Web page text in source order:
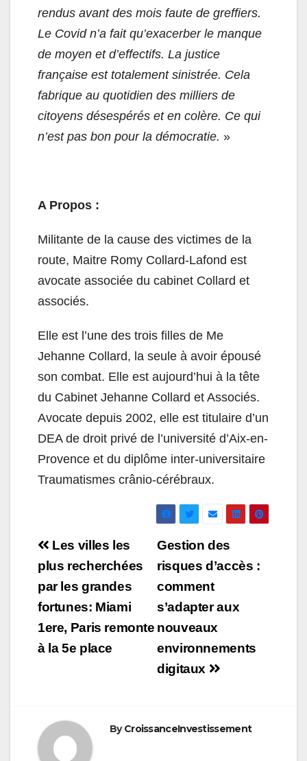
rendus avant des mois faute de greffiers.
Le Covid n’a fait qu’exacerber le manque
de moyen et d’effectifs. La justice
française est totalement sinistrée. Cela
fabrique au quotidien des milliers de
citoyens désespérés et en colère. Ce qui
n’est pas bon pour la démocratie. »
A Propos :
Militante de la cause des victimes de la
route, Maitre Romy Collard-Lafond est
avocate associée du cabinet Collard et
associés.
Elle est l’une des trois filles de Me
Jehanne Collard, la seule à avoir épousé
son combat. Elle est aujourd’hui à la tête
du Cabinet Jehanne Collard et Associés.
Avocate depuis 2002, elle est titulaire d’un
DEA de droit privé de l’université d’Aix-en-
Provence et du diplôme inter-universitaire
Traumatismes crânio-cérébraux.
Navigation
de
l’article
Gestion des
risques d’accès :
comment
s’adapter aux
nouveaux
environnements
digitaux
Les villes les
plus recherchées
par les grandes
fortunes: Miami
1ere, Paris remonte
à la 5e place
ByCroissanceInvestissement